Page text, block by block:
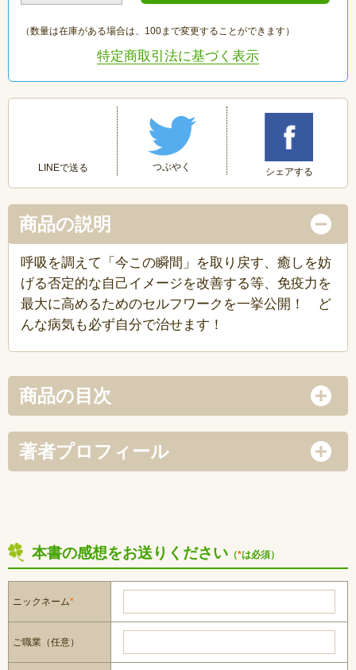
（数量は在庫がある場合は、100まで変更することができます）
特定商取引法に基づく表示
LINEで送る つぶやく シェアする
商品の説明
呼吸を調えて「今この瞬間」を取り戻す、癒しを妨
げる否定的な自己イメージを改善する等、免疫力を
最大に高めるためのセルフワークを一挙公開！ ど
んな病気も必ず自分で治せます！
商品の目次
著者プロフィール
本書の感想をお送りください （*は必須）
ニックネーム*
ご職業（任意）